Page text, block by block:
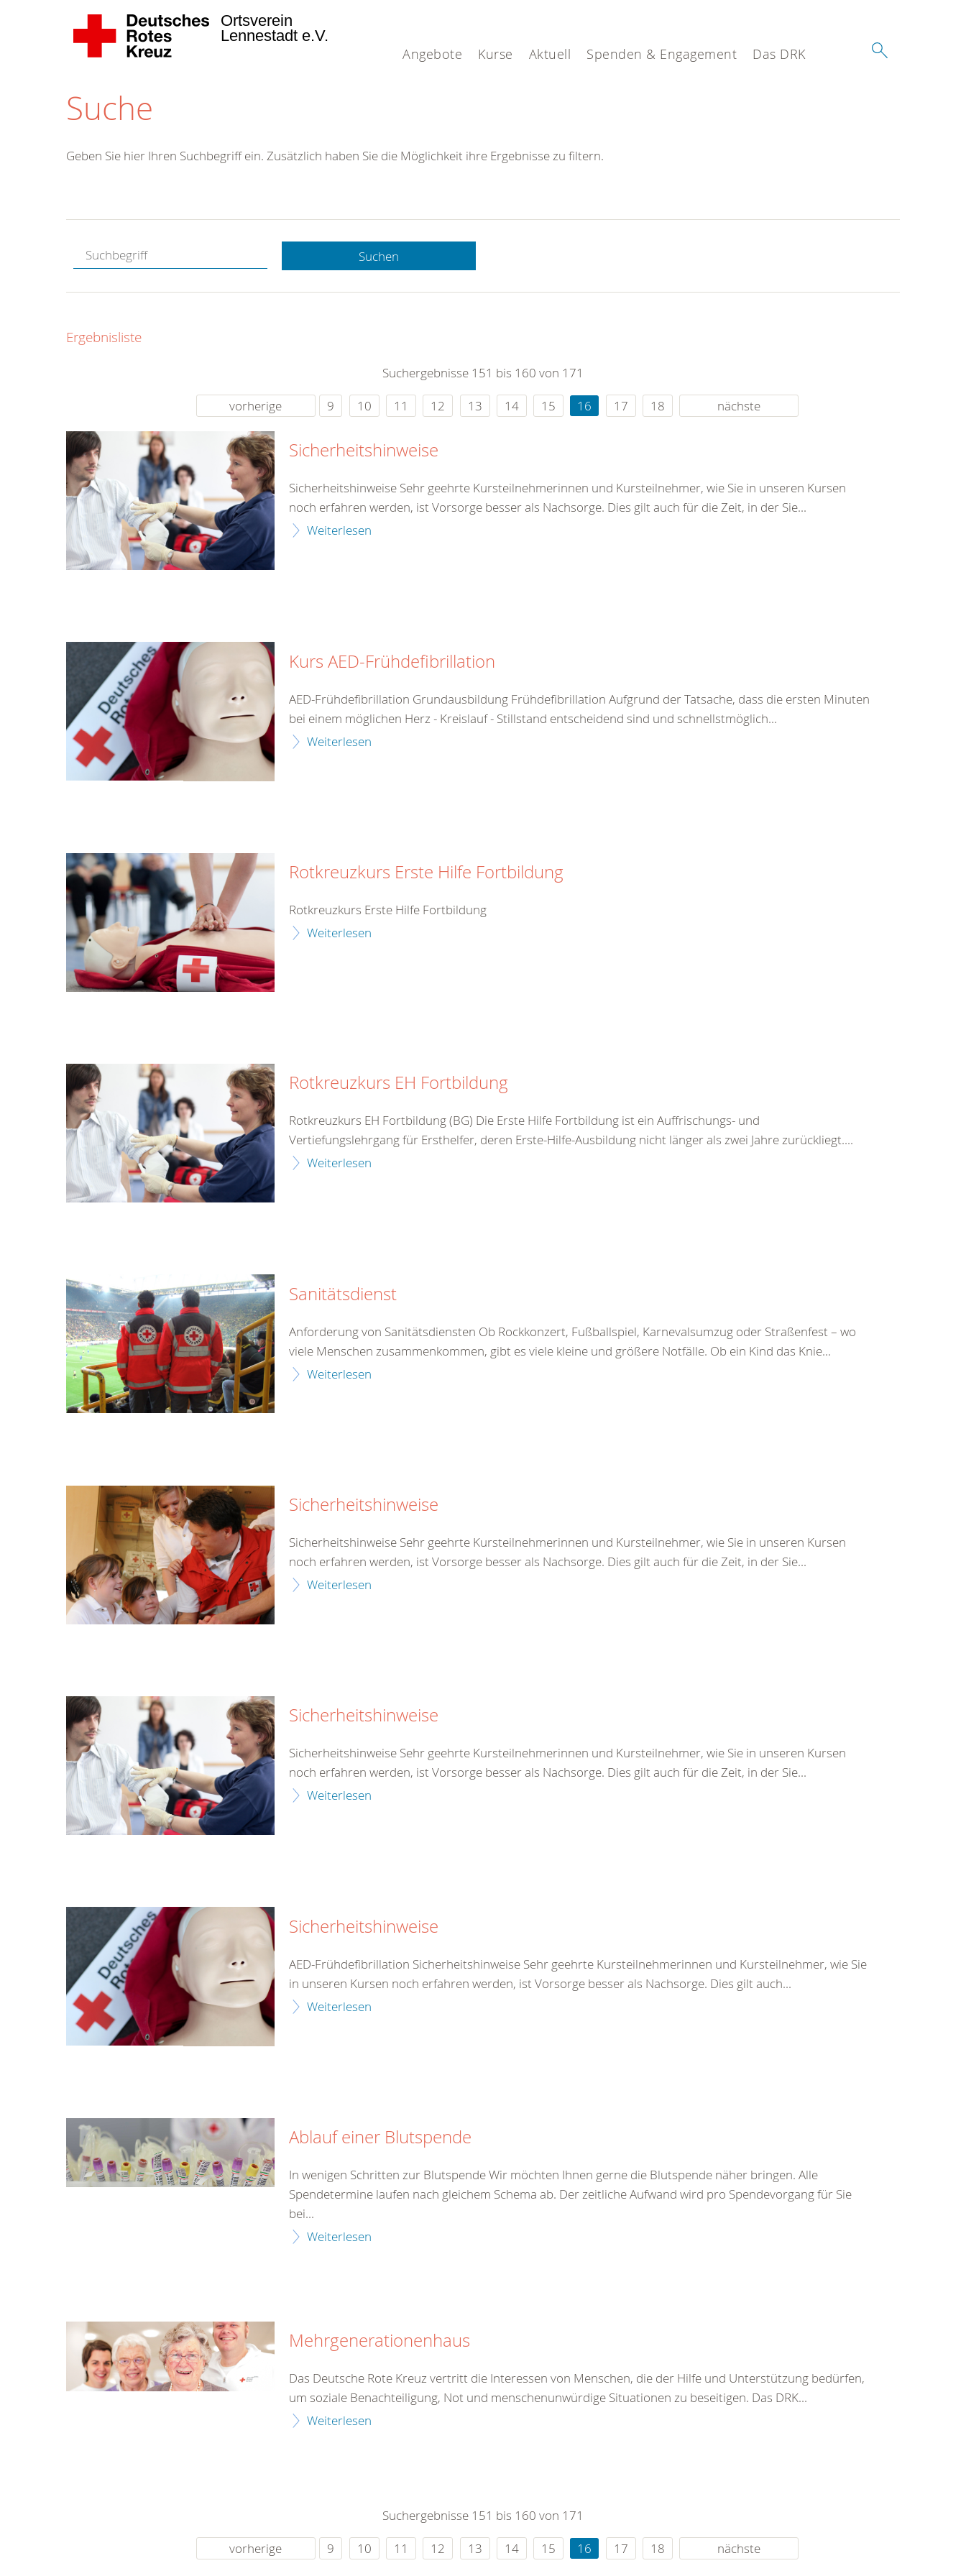
Angebote Kurse Aktuell Spenden & Engagement Das DRK
Ortsverein
Lennestadt e.V.
Suche
Hotline.
gerne.
rund um die Uhr
Geben Sie hier Ihren Suchbegriff ein. Zusätzlich haben Sie die Möglichkeit ihre Ergebnisse zu filtern.
Suchen
Ergebnisliste
Suchergebnisse 151 bis 160 von 171
vorherige
9 10 11 12 13 14 15 16 17 18 nächste
Sicherheitshinweise
Sicherheitshinweise Sehr geehrte Kursteilnehmerinnen und Kursteilnehmer, wie Sie in unseren Kursen
noch erfahren werden, ist Vorsorge besser als Nachsorge. Dies gilt auch für die Zeit, in der Sie...
Weiterlesen
Kurs AED-Frühdefibrillation
AED-Frühdefibrillation Grundausbildung Frühdefibrillation Aufgrund der Tatsache, dass die ersten Minuten
bei einem möglichen Herz - Kreislauf - Stillstand entscheidend sind und schnellstmöglich...
Weiterlesen
Rotkreuzkurs Erste Hilfe Fortbildung
Rotkreuzkurs Erste Hilfe Fortbildung
Weiterlesen
Rotkreuzkurs EH Fortbildung
Rotkreuzkurs EH Fortbildung (BG) Die Erste Hilfe Fortbildung ist ein Auffrischungs- und
Vertiefungslehrgang für Ersthelfer, deren Erste-Hilfe-Ausbildung nicht länger als zwei Jahre zurückliegt....
Weiterlesen
Sanitätsdienst
Anforderung von Sanitätsdiensten Ob Rockkonzert, Fußballspiel, Karnevalsumzug oder Straßenfest – wo
viele Menschen zusammenkommen, gibt es viele kleine und größere Notfälle. Ob ein Kind das Knie...
Weiterlesen
Sicherheitshinweise
Sicherheitshinweise Sehr geehrte Kursteilnehmerinnen und Kursteilnehmer, wie Sie in unseren Kursen
noch erfahren werden, ist Vorsorge besser als Nachsorge. Dies gilt auch für die Zeit, in der Sie...
Weiterlesen
Sicherheitshinweise
Sicherheitshinweise Sehr geehrte Kursteilnehmerinnen und Kursteilnehmer, wie Sie in unseren Kursen
noch erfahren werden, ist Vorsorge besser als Nachsorge. Dies gilt auch für die Zeit, in der Sie...
Weiterlesen
Sicherheitshinweise
AED-Frühdefibrillation Sicherheitshinweise Sehr geehrte Kursteilnehmerinnen und Kursteilnehmer, wie Sie
in unseren Kursen noch erfahren werden, ist Vorsorge besser als Nachsorge. Dies gilt auch...
Weiterlesen
Ablauf einer Blutspende
In wenigen Schritten zur Blutspende Wir möchten Ihnen gerne die Blutspende näher bringen. Alle
Spendetermine laufen nach gleichem Schema ab. Der zeitliche Aufwand wird pro Spendevorgang für Sie
bei...
Weiterlesen
Mehrgenerationenhaus
Das Deutsche Rote Kreuz vertritt die Interessen von Menschen, die der Hilfe und Unterstützung bedürfen,
um soziale Benachteiligung, Not und menschenunwürdige Situationen zu beseitigen. Das DRK...
Weiterlesen
Suchergebnisse 151 bis 160 von 171
vorherige
9 10 11 12 13 14 15 16 17 18 nächste